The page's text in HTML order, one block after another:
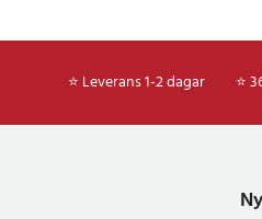
⭐ Leverans 1-2 dagar ⭐